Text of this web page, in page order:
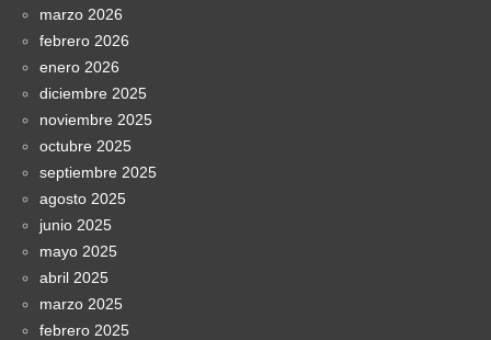
marzo 2026
febrero 2026
enero 2026
diciembre 2025
noviembre 2025
octubre 2025
septiembre 2025
agosto 2025
junio 2025
mayo 2025
abril 2025
marzo 2025
febrero 2025